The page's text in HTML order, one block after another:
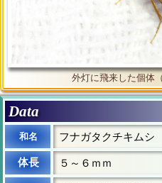
外灯に飛来した個体
Data
和名 フナガタクチキムシ
体長 ５～６ｍｍ